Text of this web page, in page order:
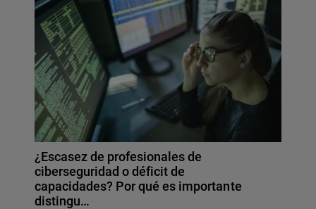
¿Escasez de profesionales de
ciberseguridad o déficit de
capacidades? Por qué es importante
distingu…